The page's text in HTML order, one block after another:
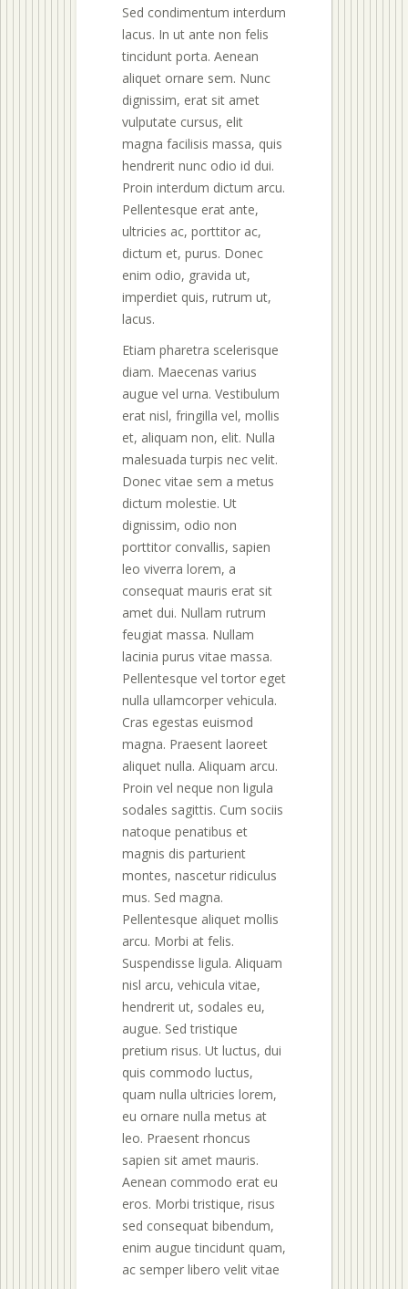
Sed condimentum interdum
lacus. In ut ante non felis
tincidunt porta. Aenean
aliquet ornare sem. Nunc
dignissim, erat sit amet
vulputate cursus, elit
magna facilisis massa, quis
hendrerit nunc odio id dui.
Proin interdum dictum arcu.
Pellentesque erat ante,
ultricies ac, porttitor ac,
dictum et, purus. Donec
enim odio, gravida ut,
imperdiet quis, rutrum ut,
lacus.
Etiam pharetra scelerisque
diam. Maecenas varius
augue vel urna. Vestibulum
erat nisl, fringilla vel, mollis
et, aliquam non, elit. Nulla
malesuada turpis nec velit.
Donec vitae sem a metus
dictum molestie. Ut
dignissim, odio non
porttitor convallis, sapien
leo viverra lorem, a
consequat mauris erat sit
amet dui. Nullam rutrum
feugiat massa. Nullam
lacinia purus vitae massa.
Pellentesque vel tortor eget
nulla ullamcorper vehicula.
Cras egestas euismod
magna. Praesent laoreet
aliquet nulla. Aliquam arcu.
Proin vel neque non ligula
sodales sagittis. Cum sociis
natoque penatibus et
magnis dis parturient
montes, nascetur ridiculus
mus. Sed magna.
Pellentesque aliquet mollis
arcu. Morbi at felis.
Suspendisse ligula. Aliquam
nisl arcu, vehicula vitae,
hendrerit ut, sodales eu,
augue. Sed tristique
pretium risus. Ut luctus, dui
quis commodo luctus,
quam nulla ultricies lorem,
eu ornare nulla metus at
leo. Praesent rhoncus
sapien sit amet mauris.
Aenean commodo erat eu
eros. Morbi tristique, risus
sed consequat bibendum,
enim augue tincidunt quam,
ac semper libero velit vitae